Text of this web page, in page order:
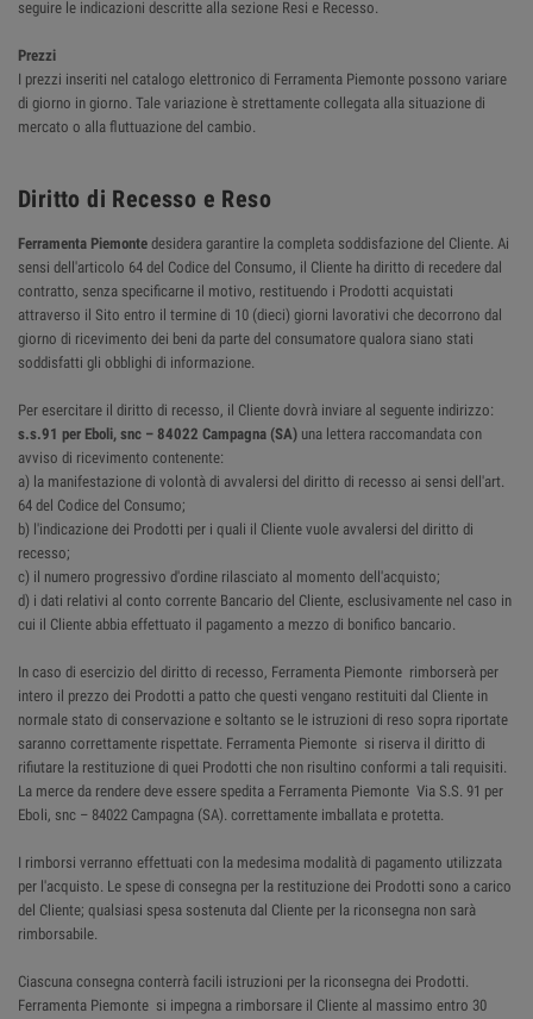
seguire le indicazioni descritte alla sezione Resi e Recesso.
Prezzi
I prezzi inseriti nel catalogo elettronico di Ferramenta Piemonte possono variare
di giorno in giorno. Tale variazione è strettamente collegata alla situazione di
mercato o alla fluttuazione del cambio.
Diritto di Recesso e Reso
Ferramenta Piemonte desidera garantire la completa soddisfazione del Cliente. Ai
sensi dell'articolo 64 del Codice del Consumo, il Cliente ha diritto di recedere dal
contratto, senza specificarne il motivo, restituendo i Prodotti acquistati
attraverso il Sito entro il termine di 10 (dieci) giorni lavorativi che decorrono dal
giorno di ricevimento dei beni da parte del consumatore qualora siano stati
soddisfatti gli obblighi di informazione.
Per esercitare il diritto di recesso, il Cliente dovrà inviare al seguente indirizzo:
s.s.91 per Eboli, snc – 84022 Campagna (SA) una lettera raccomandata con
avviso di ricevimento contenente:
a) la manifestazione di volontà di avvalersi del diritto di recesso ai sensi dell'art.
64 del Codice del Consumo;
b) l'indicazione dei Prodotti per i quali il Cliente vuole avvalersi del diritto di
recesso;
c) il numero progressivo d'ordine rilasciato al momento dell'acquisto;
d) i dati relativi al conto corrente Bancario del Cliente, esclusivamente nel caso in
cui il Cliente abbia effettuato il pagamento a mezzo di bonifico bancario.
In caso di esercizio del diritto di recesso, Ferramenta Piemonte rimborserà per
intero il prezzo dei Prodotti a patto che questi vengano restituiti dal Cliente in
normale stato di conservazione e soltanto se le istruzioni di reso sopra riportate
saranno correttamente rispettate. Ferramenta Piemonte si riserva il diritto di
rifiutare la restituzione di quei Prodotti che non risultino conformi a tali requisiti.
La merce da rendere deve essere spedita a Ferramenta Piemonte Via S.S. 91 per
Eboli, snc – 84022 Campagna (SA). correttamente imballata e protetta.
I rimborsi verranno effettuati con la medesima modalità di pagamento utilizzata
per l'acquisto. Le spese di consegna per la restituzione dei Prodotti sono a carico
del Cliente; qualsiasi spesa sostenuta dal Cliente per la riconsegna non sarà
rimborsabile.
Ciascuna consegna conterrà facili istruzioni per la riconsegna dei Prodotti.
Ferramenta Piemonte si impegna a rimborsare il Cliente al massimo entro 30